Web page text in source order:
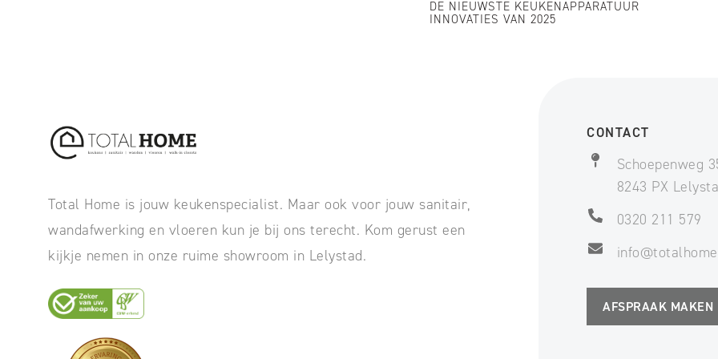
DE NIEUWSTE KEUKENAPPARATUUR
INNOVATIES VAN 2025
Total Home is jouw keukenspecialist. Maar ook voor jouw sanitair,
wandafwerking en vloeren kun je bij ons terecht. Kom gerust een
kijkje nemen in onze ruime showroom in Lelystad.
CONTACT
Schoepenweg
8243 PX
0320 211 579
AFSPRAAK MAKEN